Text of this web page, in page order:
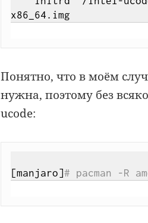
Понятно, что в моём
нужна, поэтому без
ucode:
[manjaro]# pacman -R